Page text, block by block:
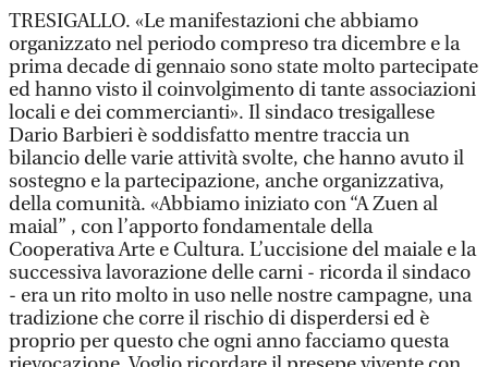
TRESIGALLO. «Le manifestazioni che abbiamo
organizzato nel periodo compreso tra dicembre e la
prima decade di gennaio sono state molto partecipate
ed hanno visto il coinvolgimento di tante associazioni
locali e dei commercianti». Il sindaco tresigallese
Dario Barbieri è soddisfatto mentre traccia un
bilancio delle varie attività svolte, che hanno avuto il
sostegno e la partecipazione, anche organizzativa,
della comunità. «Abbiamo iniziato con “A Zuen al
maial” , con l’apporto fondamentale della
Cooperativa Arte e Cultura. L’uccisione del maiale e la
successiva lavorazione delle carni - ricorda il sindaco
- era un rito molto in uso nelle nostre campagne, una
tradizione che corre il rischio di disperdersi ed è
proprio per questo che ogni anno facciamo questa